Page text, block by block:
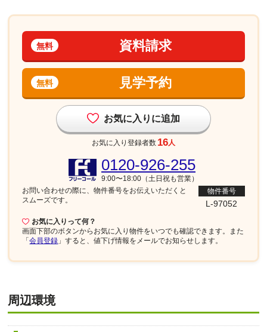
資料請求
無料
見学予約
無料
お気に入りに追加
お気に入り登録者数 16 人
お気に入りって何？
画面下部のボタンからお気に入り物件をいつでも確認できます。また
「会員登録 」すると、値下げ情報をメールでお知らせします。
0120-926-255
9:00〜18:00（土日祝も営業）
お問い合わせの際に、物件番号をお伝えいただくと
スムーズです。
物件番号
L-97052
周辺環境